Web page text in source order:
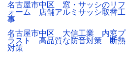
名古屋市中区 窓・サッシのリフ
ォーム 店舗アルミサッシ取替工
事
名古屋市中区 大信工業 内窓プ
ラスト 高品質な防音対策 断熱
対策